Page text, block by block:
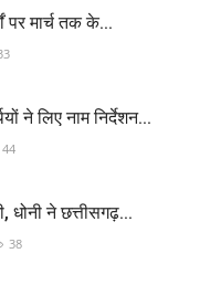
मार्च तक के...
ने लिए नाम निर्देशन...
44
ने छत्तीसगढ़...
38